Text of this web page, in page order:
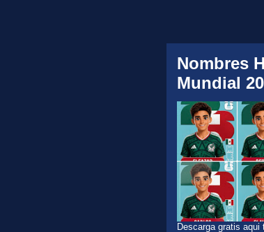
Nombres
Mundial
Descarga gratis